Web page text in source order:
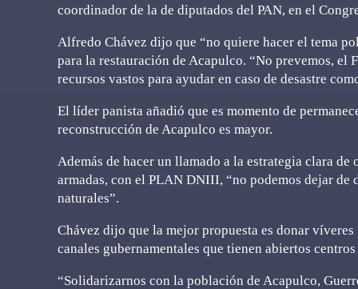
coordinador de la de diputados del PAN, en el
Alfredo Chávez dijo que “no quiere hacer el tema
para la restauración de Acapulco. “No prevemos,
recursos vastos para ayudar en caso de desastre
El líder panista añadió que es momento de
reconstrucción de Acapulco es mayor.
Además de hacer un llamado a la estrategia clara
armadas, con el PLAN DNIII, “no podemos dejar de
naturales”.
Chávez dijo que la mejor propuesta es donar
canales gubernamentales que tienen abiertos
“Solidarizarnos con la población de Acapulco,